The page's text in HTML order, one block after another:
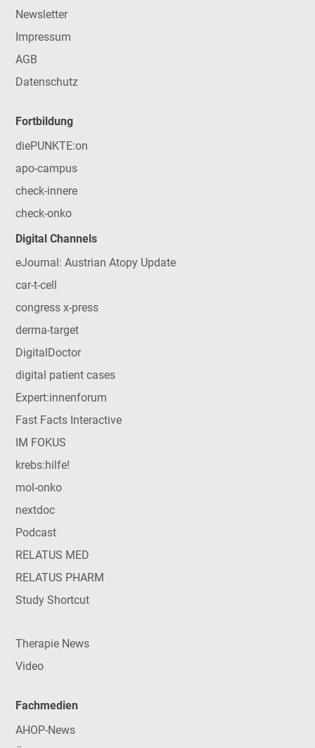
Newsletter
Impressum
AGB
Datenschutz
Fortbildung
diePUNKTE:on
apo-campus
check-innere
check-onko
Digital Channels
eJournal: Austrian Atopy Update
car-t-cell
congress x-press
derma-target
DigitalDoctor
digital patient cases
Expert:innenforum
Fast Facts Interactive
IM FOKUS
krebs:hilfe!
mol-onko
nextdoc
Podcast
RELATUS MED
RELATUS PHARM
Study Shortcut
Therapie News
Video
Fachmedien
AHOP-News